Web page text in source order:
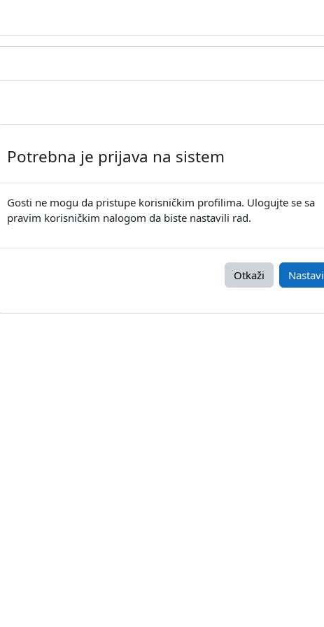
Potrebna je prijava na sistem
Gosti ne mogu da pristupe korisničkim profilima. Ulogujte se sa
pravim korisničkim nalogom da biste nastavili rad.
Otkaži Nastavi